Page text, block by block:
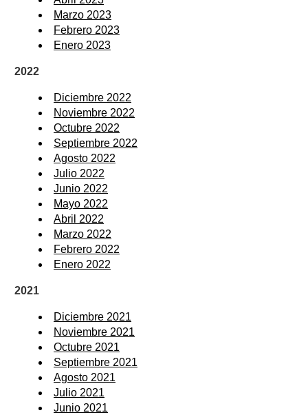
Marzo 2023
Febrero 2023
Enero 2023
2022
Diciembre 2022
Noviembre 2022
Octubre 2022
Septiembre 2022
Agosto 2022
Julio 2022
Junio 2022
Mayo 2022
Abril 2022
Marzo 2022
Febrero 2022
Enero 2022
2021
Diciembre 2021
Noviembre 2021
Octubre 2021
Septiembre 2021
Agosto 2021
Julio 2021
Junio 2021